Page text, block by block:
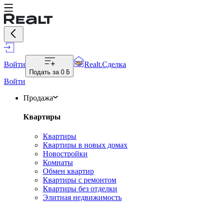
Войти
Подать за 0 ƃ
Realt.Сделка
Войти
Продажа
Квартиры
Квартиры
Квартиры в новых домах
Новостройки
Комнаты
Обмен квартир
Квартиры с ремонтом
Квартиры без отделки
Элитная недвижимость